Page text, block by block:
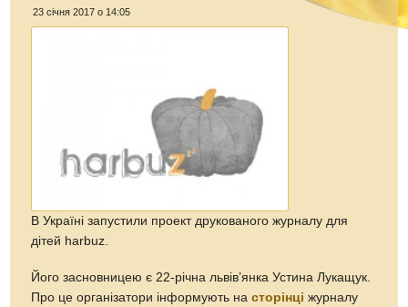
23 січня 2017 о 14:05
В Україні запустили проект друкованого журналу для
дітей harbuz.
Його засновницею є 22-річна львів’янка Устина Лукащук.
Про це організатори інформують насторінці журналу